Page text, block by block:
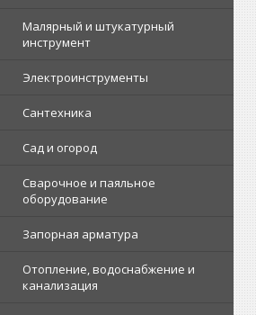
Малярный и штукатурный
инструмент
Электроинструменты
Сантехника
Сад и огород
Сварочное и паяльное
оборудование
Запорная арматура
Отопление, водоснабжение и
канализация